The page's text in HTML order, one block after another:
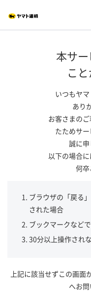
本サ
こ
いつもヤ
あり
お客さまの
たためサー
誠に申
以下の場合
何卒
ブラウザの「戻る
された場合
ブックマークなど
30分以上操作され
上記に該当せずこの画
へお問